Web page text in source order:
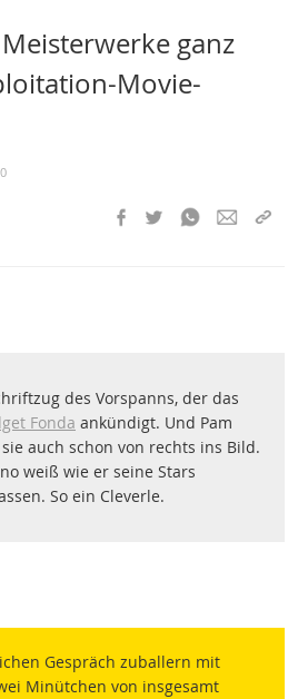
ganz
Movie-
des Vorspanns, der das
Fonda ankündigt. Und Pam
auch schon von rechts ins Bild.
weiß wie er seine Stars
So ein Cleverle.
Gespräch zuballern mit
Minütchen von insgesamt